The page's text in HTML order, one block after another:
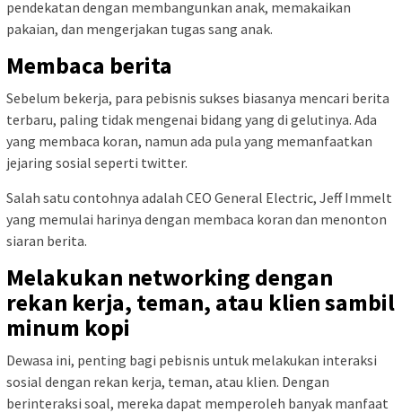
pendekatan dengan membangunkan anak, memakaikan
pakaian, dan mengerjakan tugas sang anak.
Membaca berita
Sebelum bekerja, para pebisnis sukses biasanya mencari berita
terbaru, paling tidak mengenai bidang yang di gelutinya. Ada
yang membaca koran, namun ada pula yang memanfaatkan
jejaring sosial seperti twitter.
Salah satu contohnya adalah CEO General Electric, Jeff Immelt
yang memulai harinya dengan membaca koran dan menonton
siaran berita.
Melakukan networking dengan
rekan kerja, teman, atau klien sambil
minum kopi
Dewasa ini, penting bagi pebisnis untuk melakukan interaksi
sosial dengan rekan kerja, teman, atau klien. Dengan
berinteraksi soal, mereka dapat memperoleh banyak manfaat